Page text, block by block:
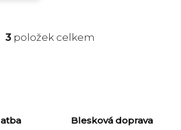
Ovládací prvky výpisu
3položek celkem
Blesková doprava